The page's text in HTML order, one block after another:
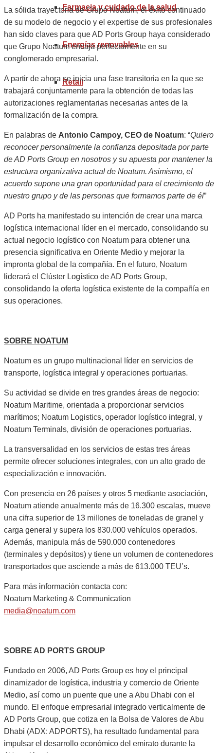
Farmacia y cuidado de la salud
Energías renovables
Retail
La sólida trayectoria de Grupo Noatum, el éxito continuado
de su modelo de negocio y el expertise de sus profesionales
han sido claves para que AD Ports Group haya considerado
que Grupo Noatum encaja perfectamente en su
conglomerado empresarial.
A partir de ahora se inicia una fase transitoria en la que se
trabajará conjuntamente para la obtención de todas las
autorizaciones reglamentarias necesarias antes de la
formalización de la compra.
En palabras de Antonio Campoy, CEO de Noatum: “Quiero
reconocer personalmente la confianza depositada por parte
de AD Ports Group en nosotros y su apuesta por mantener la
estructura organizativa actual de Noatum. Asimismo, el
acuerdo supone una gran oportunidad para el crecimiento de
nuestro grupo y de las personas que formamos parte de él”
AD Ports ha manifestado su intención de crear una marca
logística internacional líder en el mercado, consolidando su
actual negocio logístico con Noatum para obtener una
presencia significativa en Oriente Medio y mejorar la
impronta global de la compañía. En el futuro, Noatum
liderará el Clúster Logístico de AD Ports Group,
consolidando la oferta logística existente de la compañía en
sus operaciones.
SOBRE NOATUM
Noatum es un grupo multinacional líder en servicios de
transporte, logística integral y operaciones portuarias.
Su actividad se divide en tres grandes áreas de negocio:
Noatum Maritime, orientada a proporcionar servicios
marítimos; Noatum Logistics, operador logístico integral, y
Noatum Terminals, división de operaciones portuarias.
La transversalidad en los servicios de estas tres áreas
permite ofrecer soluciones integrales, con un alto grado de
especialización e innovación.
Con presencia en 26 países y otros 5 mediante asociación,
Noatum atiende anualmente más de 16.300 escalas, mueve
una cifra superior de 13 millones de toneladas de granel y
carga general y supera los 830.000 vehículos operados.
Además, manipula más de 590.000 contenedores
(terminales y depósitos) y tiene un volumen de contenedores
transportados que asciende a más de 613.000 TEU’s.
Para más información contacta con:
Noatum Marketing & Communication
media@noatum.com
SOBRE AD PORTS GROUP
Fundado en 2006, AD Ports Group es hoy el principal
dinamizador de logística, industria y comercio de Oriente
Medio, así como un puente que une a Abu Dhabi con el
mundo. El enfoque empresarial integrado verticalmente de
AD Ports Group, que cotiza en la Bolsa de Valores de Abu
Dhabi (ADX: ADPORTS), ha resultado fundamental para
impulsar el desarrollo económico del emirato durante la